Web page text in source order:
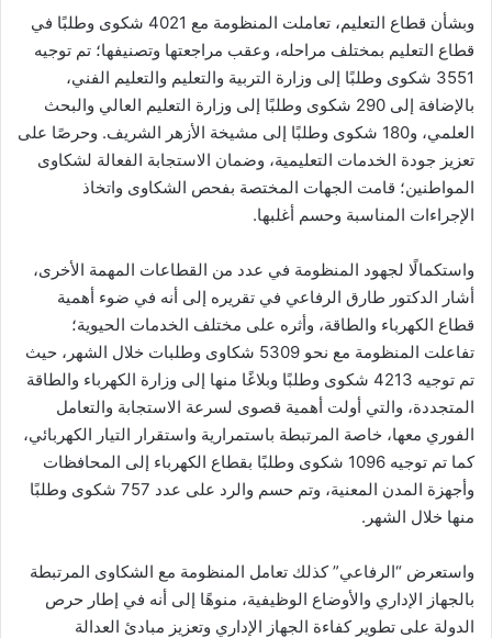
وبشأن قطاع التعليم، تعاملت المنظومة مع 4021 شكوى وطلبًا في
قطاع التعليم بمختلف مراحله، وعقب مراجعتها وتصنيفها؛ تم توجيه
3551 شكوى وطلبًا إلى وزارة التربية والتعليم والتعليم الفني،
بالإضافة إلى 290 شكوى وطلبًا إلى وزارة التعليم العالي والبحث
العلمي، و180 شكوى وطلبًا إلى مشيخة الأزهر الشريف. وحرصًا على
تعزيز جودة الخدمات التعليمية، وضمان الاستجابة الفعالة لشكاوى
المواطنين؛ قامت الجهات المختصة بفحص الشكاوى واتخاذ
الإجراءات المناسبة وحسم أغلبها.
واستكمالًا لجهود المنظومة في عدد من القطاعات المهمة الأخرى،
أشار الدكتور طارق الرفاعي في تقريره إلى أنه في ضوء أهمية
قطاع الكهرباء والطاقة، وأثره على مختلف الخدمات الحيوية؛
تفاعلت المنظومة مع نحو 5309 شكاوى وطلبات خلال الشهر، حيث
تم توجيه 4213 شكوى وطلبًا وبلاغًا منها إلى وزارة الكهرباء والطاقة
المتجددة، والتي أولت أهمية قصوى لسرعة الاستجابة والتعامل
الفوري معها، خاصة المرتبطة باستمرارية واستقرار التيار الكهربائي،
كما تم توجيه 1096 شكوى وطلبًا بقطاع الكهرباء إلى المحافظات
وأجهزة المدن المعنية، وتم حسم والرد على عدد 757 شكوى وطلبًا
منها خلال الشهر.
واستعرض “الرفاعي” كذلك تعامل المنظومة مع الشكاوى المرتبطة
بالجهاز الإداري والأوضاع الوظيفية، منوهًا إلى أنه في إطار حرص
الدولة على تطوير كفاءة الجهاز الإداري وتعزيز مبادئ العدالة